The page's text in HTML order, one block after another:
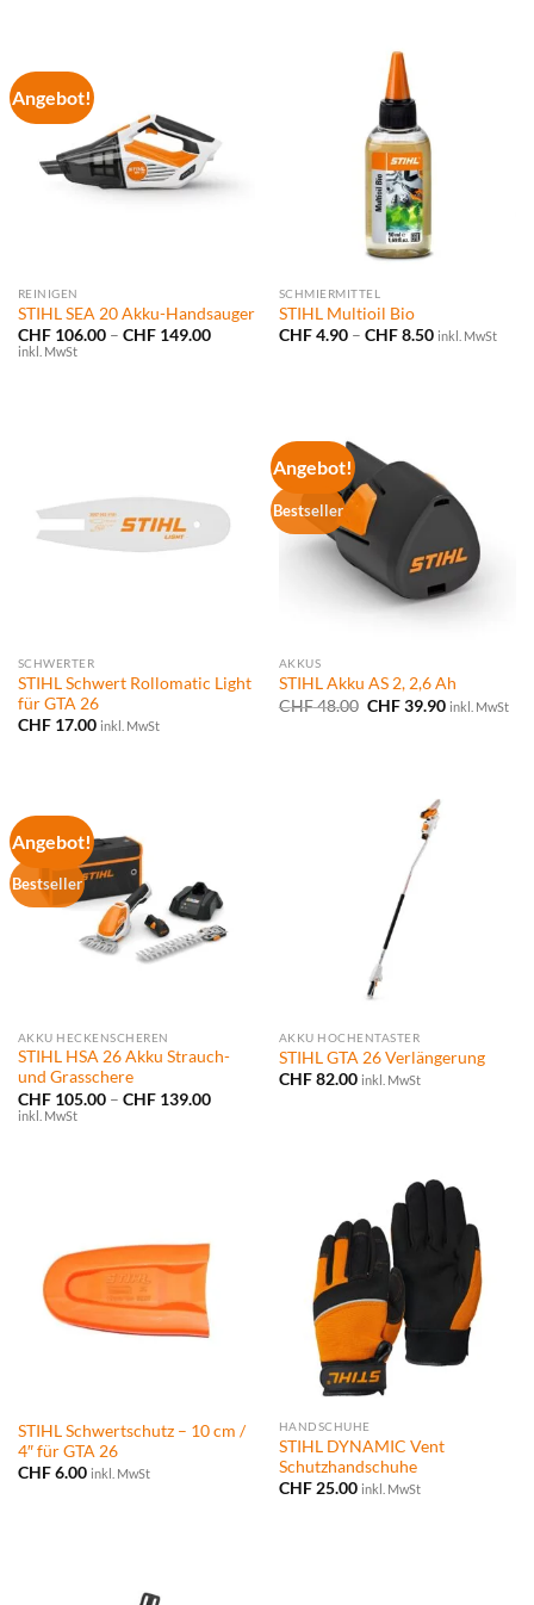
Angebot!
REINIGEN
STIHL SEA 20 Akku-Handsauger
CHF106.00 – CHF149.00Preisspanne:
inkl. MwSt
SCHMIERMITTEL
STIHL Multioil Bio
CHF4.90 – CHF8.50Preisspanne:
inkl. MwSt
SCHWERTER
STIHL Schwert Rollomatic Light
für GTA 26
CHF17.00 inkl. MwSt
Angebot!
Bestseller
AKKUS
STIHL Akku AS 2, 2,6 Ah
CHF48.00 Ursprünglicher
CHF39.90Aktueller
inkl. MwSt
Angebot!
Bestseller
AKKU HECKENSCHEREN
STIHL HSA 26 Akku Strauch-
und Grasschere
CHF105.00 – CHF139.00Preisspanne:
inkl. MwSt
AKKU HOCHENTASTER
STIHL GTA 26 Verlängerung
CHF82.00 inkl. MwSt
STIHL Schwertschutz – 10 cm /
4″ für GTA 26
CHF6.00 inkl. MwSt
HANDSCHUHE
STIHL DYNAMIC Vent
Schutzhandschuhe
CHF25.00 inkl. MwSt